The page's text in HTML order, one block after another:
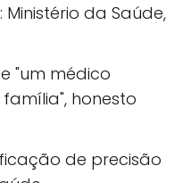
da Saúde,
"um médico
honesto
de precisão